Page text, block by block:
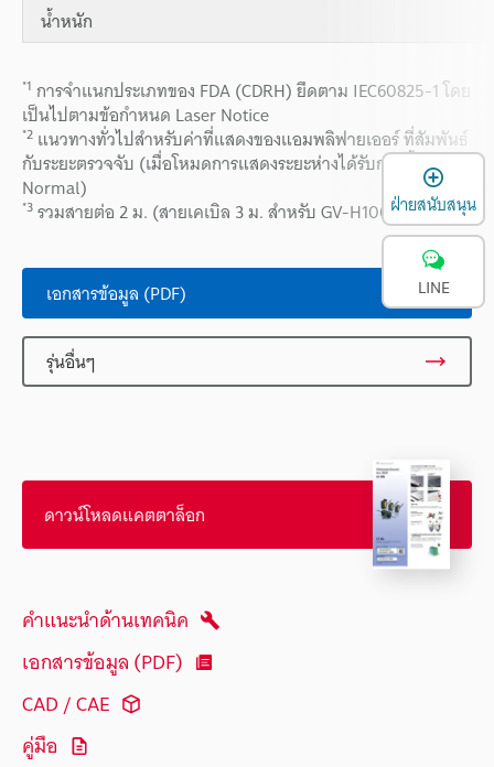
น้ำหนัก
*1 การจำแนกประเภทของ FDA (CDRH) ยึดตาม IEC60825-1 โดย
เป็นไปตามข้อกำหนด Laser Notice
*2 แนวทางทั่วไปสำหรับค่าที่แสดงของแอมพลิฟายเออร์ ที่สัมพันธ์
กับระยะตรวจจับ (เมื่อโหมดการแสดงระยะห่างได้รับการตั้งค่าเป็น
Normal)
*3รวมสายต่อ 2 ม. (สายเคเบิล 3 ม. สำหรับ GV-H1000)
เอกสารข้อมูล (PDF)
รุ่นอื่นๆ
ดาวน์โหลดแคตตาล็อก
คำแนะนำด้านเทคนิค
เอกสารข้อมูล (PDF)
CAD / CAE
คู่มือ
ฝ่ายสนับสนุน
LINE